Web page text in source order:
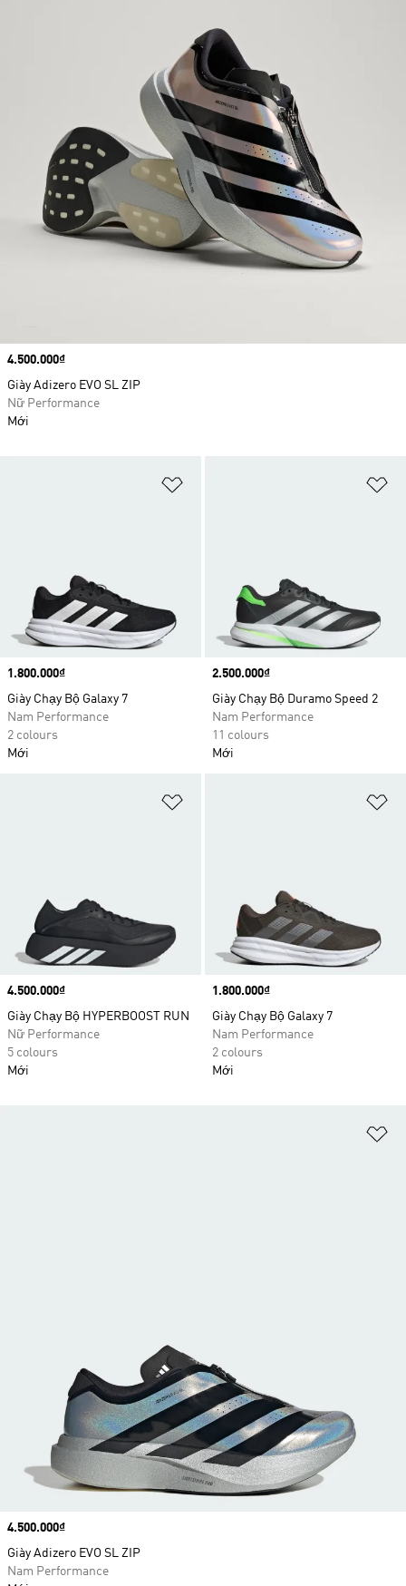
Price
1.800.000₫
Giày Chạy Bộ Galaxy 7
Nam Performance
2 colours
Mới
Price
2.500.000₫
Giày Chạy Bộ Duramo Speed 2
Nam Performance
11 colours
Mới
Price
4.500.000₫
Giày Chạy Bộ HYPERBOOST RUN
Nữ Performance
5 colours
Mới
Price
1.800.000₫
Giày Chạy Bộ Galaxy 7
Nam Performance
2 colours
Mới
Price
4.500.000₫
Giày Adizero EVO SL ZIP
Nữ Performance
Mới
Price
4.500.000₫
Giày Adizero EVO SL ZIP
Nam Performance